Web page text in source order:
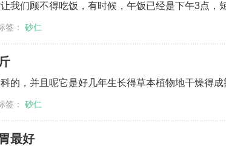
我们顾不得吃饭，有时候，午饭已经是下午3点，
： 砂仁
的，并且呢它是好几年生长得草本植物地干燥得
： 砂仁
最好